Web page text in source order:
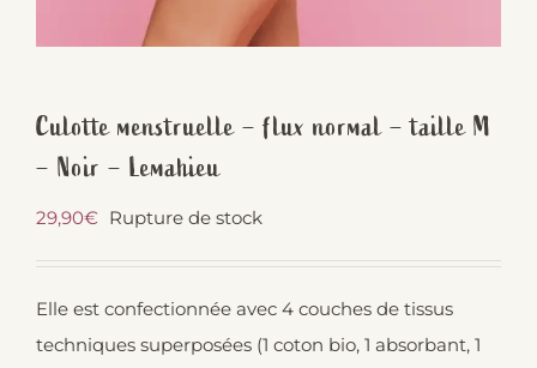
Culotte menstruelle – flux normal – taille M
– Noir – Lemahieu
29,90€ Rupture de stock
Elle est confectionnée avec 4 couches de tissus
techniques superposées (1 coton bio, 1 absorbant, 1